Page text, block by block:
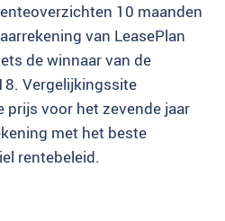
10 maanden
van LeasePlan
de winnaar van de
Vergelijkingssite
prijs voor het zevende jaar
met het beste
rentebeleid.